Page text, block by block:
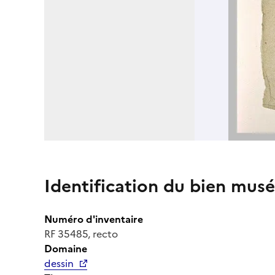
Identification du bien
Numéro d'inventaire
RF 35485, recto
Domaine
dessin